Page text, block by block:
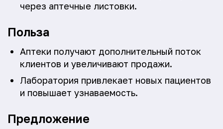
через аптечные листовки.
Польза
Аптеки получают дополнительный поток
клиентов и увеличивают продажи.
Лаборатория привлекает новых пациентов
и повышает узнаваемость.
Предложение